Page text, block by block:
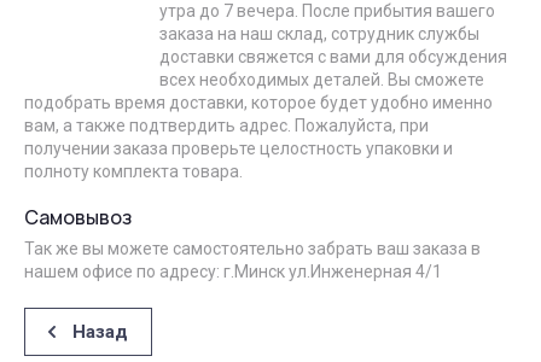
утра до 7 вечера. После прибытия вашего
заказа на наш склад, сотрудник службы
доставки свяжется с вами для обсуждения
всех необходимых деталей. Вы сможете
подобрать время доставки, которое будет удобно именно
вам, а также подтвердить адрес. Пожалуйста, при
получении заказа проверьте целостность упаковки и
полноту комплекта товара.
Самовывоз
Так же вы можете самостоятельно забрать ваш заказа в
нашем офисе по адресу: г.Минск ул.Инженерная 4/1
Назад